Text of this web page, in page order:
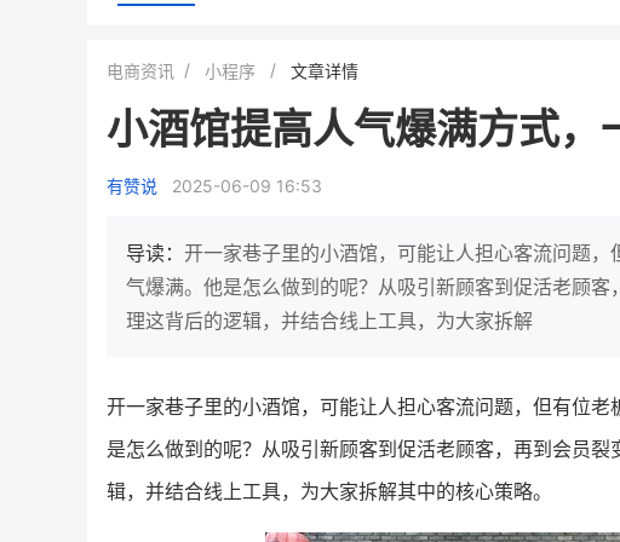
电商资讯 小程序 文章详情
小酒馆提高人气爆满方式
有赞说 2025-06-09 16:53
导读： 开一家巷子里的小酒馆，可能让人担心客流问题
气爆满。他是怎么做到的呢？从吸引新顾客到促活老顾
理这背后的逻辑，并结合线上工具，为大家拆解
开一家巷子里的小酒馆，可能让人担心客流问题，但有位
是怎么做到的呢？从吸引新顾客到促活老顾客，再到会员
辑，并结合线上工具，为大家拆解其中的核心策略。
白帝牛奶旗舰店
900 万
私域样本打法！新希望白帝乳业
靠企业微信实现销售额翻 8 倍！
查看详情
80% +
7900 万
三只松鼠旗下的网红婴儿辅食品
牌，22天便拿下类目第一
查看详情